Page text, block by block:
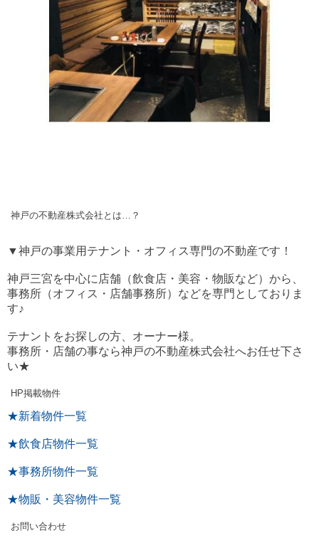
神戸の不動産株式会社とは…？
▼神戸の事業用テナント・オフィス専門の不動産です！
神戸三宮を中心に店舗（飲食店・美容・物販など）から、
事務所（オフィス・店舗事務所）などを専門としておりま
す♪
テナントをお探しの方、オーナー様。
事務所・店舗の事なら神戸の不動産株式会社へお任せ下さ
い★
HP掲載物件
★新着物件一覧
★飲食店物件一覧
★事務所物件一覧
★物販・美容物件一覧
お問い合わせ